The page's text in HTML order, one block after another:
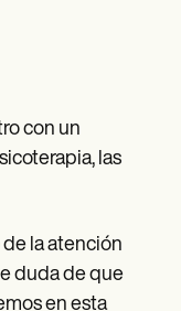
con un
las
la atención
duda de que
en esta